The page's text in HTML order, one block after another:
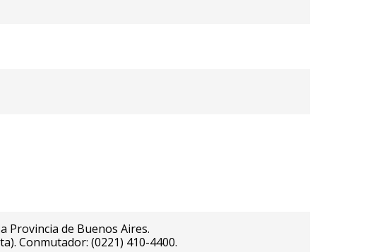
Provincia de Buenos Aires.
Conmutador: (0221) 410-4400.